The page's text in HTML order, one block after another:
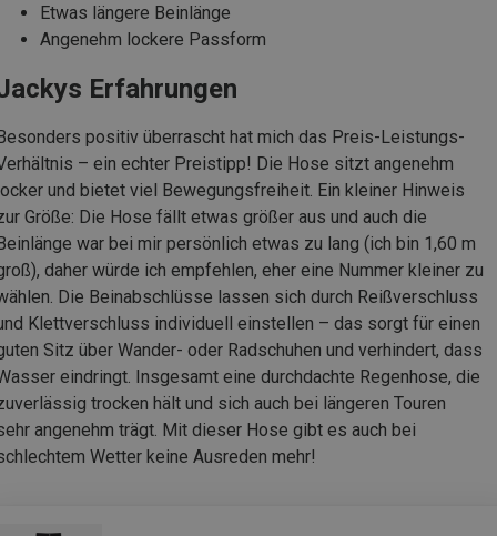
Etwas längere Beinlänge
Angenehm lockere Passform
Erfahrungen
positiv überrascht hat mich das Preis-Leistungs-
– ein echter Preistipp! Die Hose sitzt angenehm
und bietet viel Bewegungsfreiheit. Ein kleiner Hinweis
Größe: Die Hose fällt etwas größer aus und auch die
war bei mir persönlich etwas zu lang (ich bin 1,60 m
daher würde ich empfehlen, eher eine Nummer kleiner zu
Die Beinabschlüsse lassen sich durch Reißverschluss
Klettverschluss individuell einstellen – das sorgt für einen
Sitz über Wander- oder Radschuhen und verhindert, dass
eindringt. Insgesamt eine durchdachte Regenhose, die
trocken hält und sich auch bei längeren Touren
angenehm trägt. Mit dieser Hose gibt es auch bei
Wetter keine Ausreden mehr!